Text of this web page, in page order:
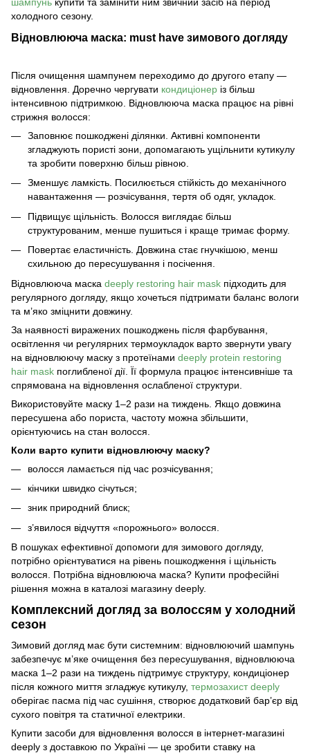
шампунь купити та замінити ним звичний засіб на період
холодного сезону.
Відновлююча маска: must have зимового догляду
Після очищення шампунем переходимо до другого етапу —
відновлення. Доречно чергувати кондиціонер із більш
інтенсивною підтримкою. Відновлююча маска працює на рівні
стрижня волосся:
Заповнює пошкоджені ділянки. Активні компоненти
згладжують пористі зони, допомагають ущільнити кутикулу
та зробити поверхню більш рівною.
Зменшує ламкість. Посилюється стійкість до механічного
навантаження — розчісування, тертя об одяг, укладок.
Підвищує щільність. Волосся виглядає більш
структурованим, менше пушиться і краще тримає форму.
Повертає еластичність. Довжина стає гнучкішою, менш
схильною до пересушування і посічення.
Відновлююча маска deeply restoring hair mask підходить для
регулярного догляду, якщо хочеться підтримати баланс вологи
та м’яко зміцнити довжину.
За наявності виражених пошкоджень після фарбування,
освітлення чи регулярних термоукладок варто звернути увагу
на відновлюючу маску з протеїнами deeply protein restoring
hair mask поглибленої дії. Її формула працює інтенсивніше та
спрямована на відновлення ослабленої структури.
Використовуйте маску 1–2 рази на тиждень. Якщо довжина
пересушена або пориста, частоту можна збільшити,
орієнтуючись на стан волосся.
Коли варто купити відновлюючу маску?
волосся ламається під час розчісування;
кінчики швидко січуться;
зник природний блиск;
з’явилося відчуття «порожнього» волосся.
В пошуках ефективної допомоги для зимового догляду,
потрібно орієнтуватися на рівень пошкодження і щільність
волосся. Потрібна відновлююча маска? Купити професійні
рішення можна в каталозі магазину deeply.
Комплексний догляд за волоссям у холодний
сезон
Зимовий догляд має бути системним: відновлюючий шампунь
забезпечує м’яке очищення без пересушування, відновлююча
маска 1–2 рази на тиждень підтримує структуру, кондиціонер
після кожного миття згладжує кутикулу, термозахист deeply
оберігає пасма під час сушіння, створює додатковий бар’єр від
сухого повітря та статичної електрики.
Купити засоби для відновлення волосся в інтернет-магазині
deeply з доставкою по Україні — це зробити ставку на